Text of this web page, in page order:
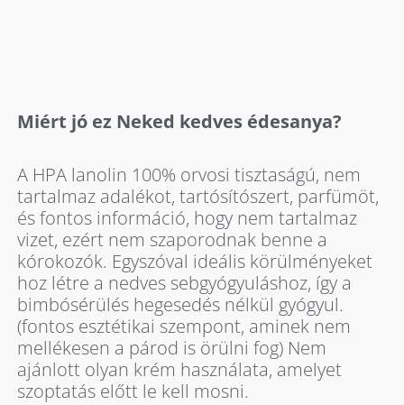
Miért jó ez Neked kedves édesanya?
A HPA lanolin 100% orvosi tisztaságú, nem
tartalmaz adalékot, tartósítószert, parfümöt,
és fontos információ, hogy nem tartalmaz
vizet, ezért nem szaporodnak benne a
kórokozók. Egyszóval ideális körülményeket
hoz létre a nedves sebgyógyuláshoz, így a
bimbósérülés hegesedés nélkül gyógyul.
(fontos esztétikai szempont, aminek nem
mellékesen a párod is örülni fog) Nem
ajánlott olyan krém használata, amelyet
szoptatás előtt le kell mosni.